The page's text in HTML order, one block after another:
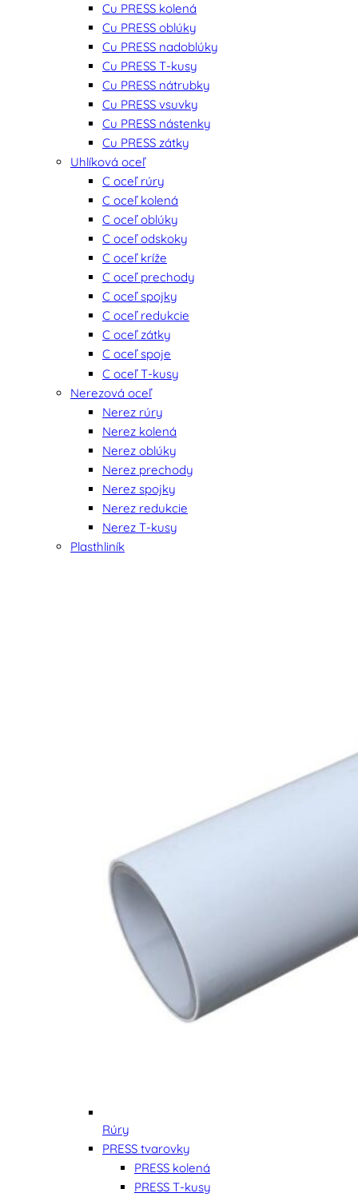
Cu PRESS kolená
Cu PRESS oblúky
Cu PRESS nadoblúky
Cu PRESS T-kusy
Cu PRESS nátrubky
Cu PRESS vsuvky
Cu PRESS nástenky
Cu PRESS zátky
Uhlíková oceľ
C oceľ rúry
C oceľ kolená
C oceľ oblúky
C oceľ odskoky
C oceľ kríže
C oceľ prechody
C oceľ spojky
C oceľ redukcie
C oceľ zátky
C oceľ spoje
C oceľ T-kusy
Nerezová oceľ
Nerez rúry
Nerez kolená
Nerez oblúky
Nerez prechody
Nerez spojky
Nerez redukcie
Nerez T-kusy
Plasthliník
Rúry
PRESS tvarovky
PRESS kolená
PRESS T-kusy